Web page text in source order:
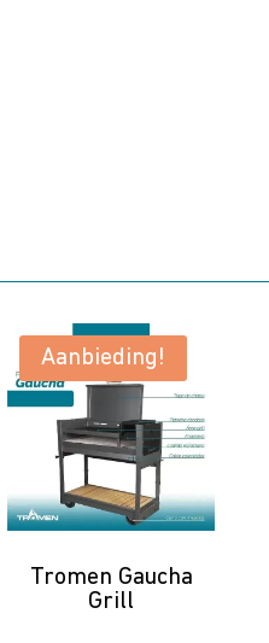
Aanbieding!
Tromen Gaucha
Grill